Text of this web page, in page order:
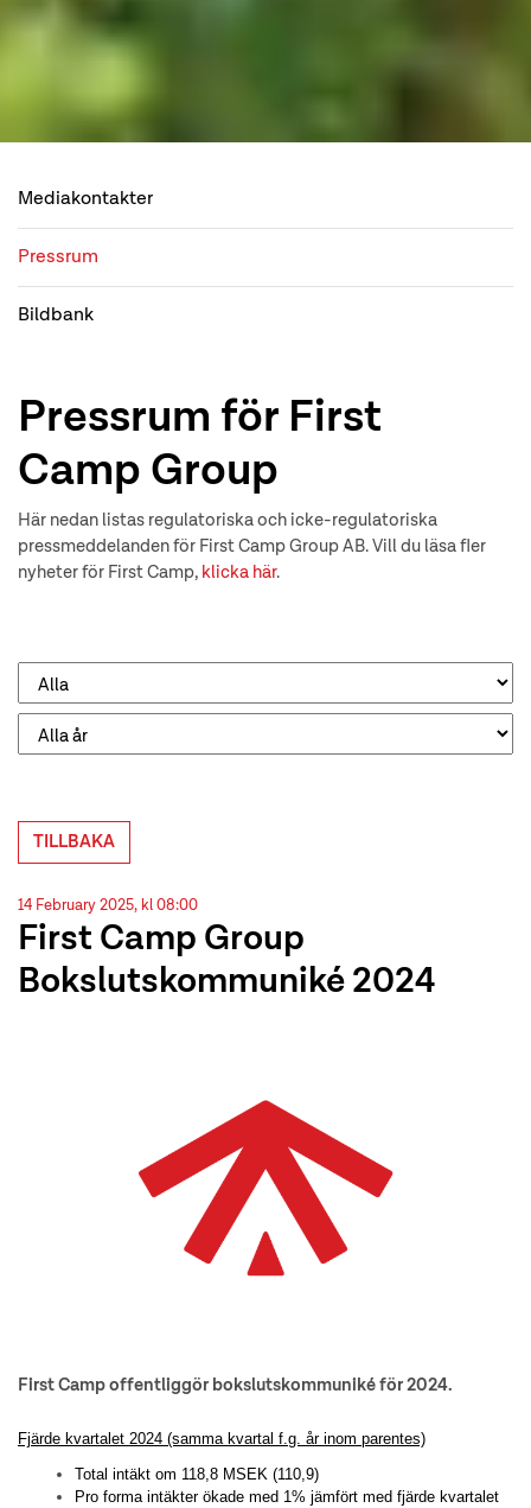
Mediakontakter
Pressrum
Bildbank
Pressrum för First
Camp Group
Här nedan listas regulatoriska och icke-regulatoriska
pressmeddelanden för First Camp Group AB. Vill du läsa fler
nyheter för First Camp, klicka här.
TILLBAKA
14 February 2025, kl 08:00
First Camp Group
Bokslutskommuniké 2024
First Camp offentliggör bokslutskommuniké för 2024.
Fjärde kvartalet 2024 (samma kvartal f.g. år inom parentes)
Total intäkt om 118,8 MSEK (110,9)
Pro forma intäkter ökade med 1% jämfört med fjärde kvartalet